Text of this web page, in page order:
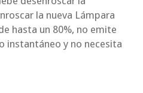
la nueva Lámpara
hasta un 80%, no emite
instantáneo y no necesita